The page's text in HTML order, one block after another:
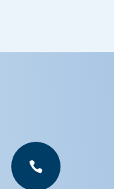
